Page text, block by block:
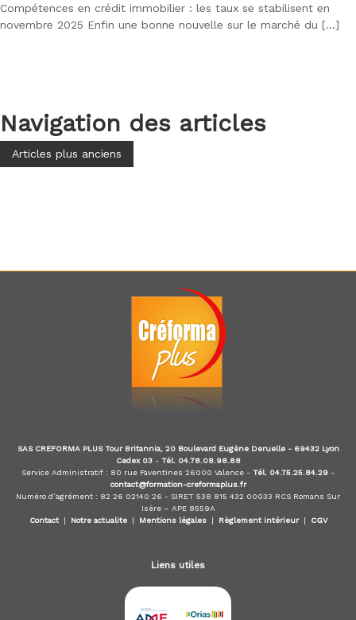
Compétences en crédit immobilier : les taux se stabilisent en
novembre 2025 Enfin une bonne nouvelle sur le marché du […]
Navigation des articles
Articles plus anciens
SAS CREFORMA PLUS Tour Britannia, 20 Boulevard Eugène Deruelle - 69432 Lyon
Cedex 03- Tél. 04.78.08.98.88
Service Administratif : 80 rue Faventines 26000 Valence - Tél. 04.75.25.84.29 -
contact@formation-creformaplus.fr
Numéro d’agrément : 82 26 02140 26 - SIRET 538 815 432 00033 RCS Romans Sur
Isère – APE 8559A
Contact| Notre actualite| Mentions légales| Règlement intérieur| CGV
Liens utiles